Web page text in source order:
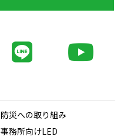
防災への取り組み
事務所向けLED